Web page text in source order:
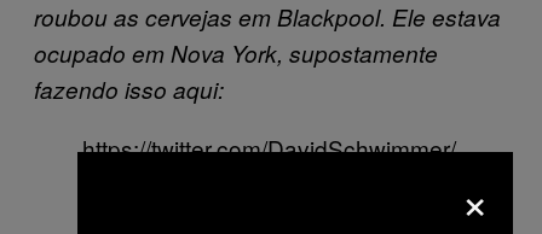
roubou as cervejas em Blackpool. Ele estava
ocupado em Nova York, supostamente
fazendo isso aqui:
https://twitter.com/DavidSchwimmer/
×